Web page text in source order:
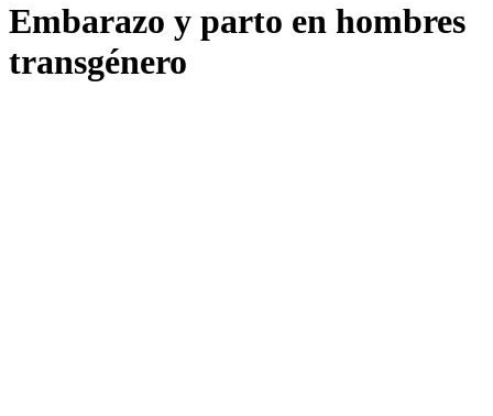
Embarazo y parto en hombres
transgénero